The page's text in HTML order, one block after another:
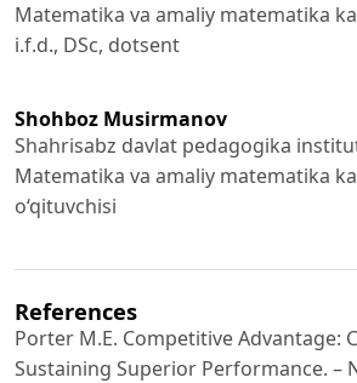
Matematika va amaliy matematika
i.f.d., DSc, dotsent
Shohboz Musirmanov
Shahrisabz davlat pedagogika
Matematika va amaliy matematika
o‘qituvchisi
References
Porter M.E. Competitive Advantage:
Sustaining Superior Performance. –